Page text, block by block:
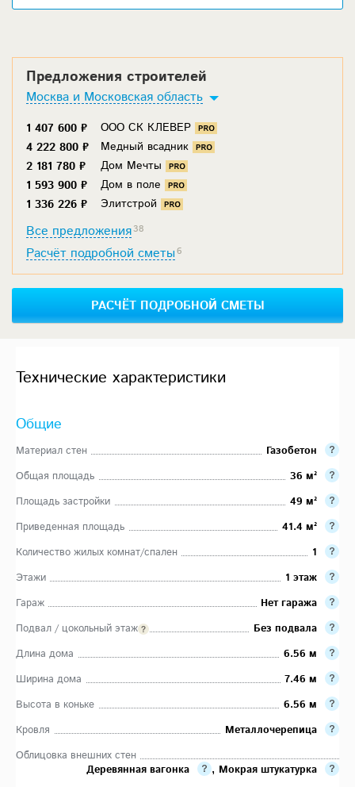
Предложения строителей
Москва и Московская область
1 407 600 ₽
ООО СК КЛЕВЕР
4 222 800 ₽
Медный всадник
2 181 780 ₽
Дом Мечты
1 593 900 ₽
Дом в поле
1 336 226 ₽
Элитстрой
Все предложения38
Расчёт подробной сметы6
РАСЧЁТ ПОДРОБНОЙ СМЕТЫ
Технические характеристики
Общие
Материал стен
Газобетон
Общая площадь
36 м²
Площадь застройки
49 м²
Приведенная площадь
41.4 м²
Количество жилых комнат/спален
1
Этажи
1 этаж
Гараж
Нет гаража
Подвал / цокольный этаж
Без подвала
Длина дома
6.56 м
Ширина дома
7.46 м
Высота в коньке
6.56 м
Кровля
Металлочерепица
Облицовка внешних стен
Деревянная вагонка
, Мокрая штукатурка